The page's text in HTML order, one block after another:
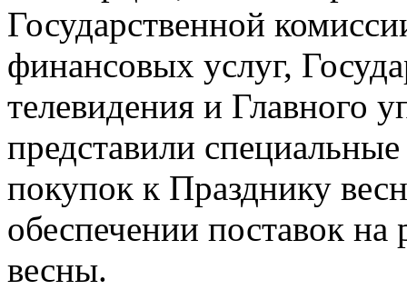
Государственной
финансовых услуг,
телевидения и Главного
представили
покупок к Празднику
обеспечении поставок
весны.